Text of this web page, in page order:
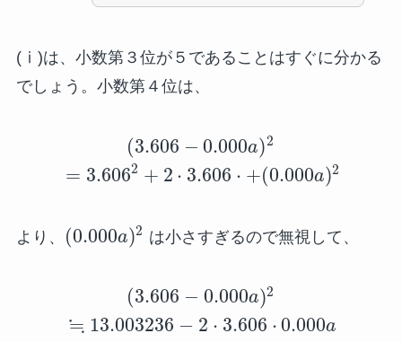
(ⅰ)は、小数第３位が５であることはすぐに分かる
でしょう。小数第４位は、
(3.606 − 0.000a)2
= 3.6062 + 2 ⋅ 3.606 ⋅ +(0.000a)2
より、 (0.000a)2 は小さすぎるので無視して、
(3.606 − 0.000a)2
≒ 13.003236 − 2 ⋅ 3.606 ⋅ 0.000a